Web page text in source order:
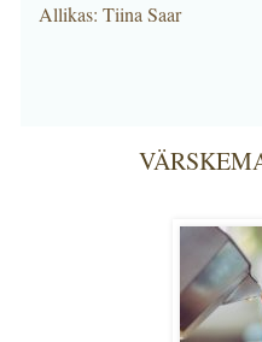
Allikas: Tiina Saar